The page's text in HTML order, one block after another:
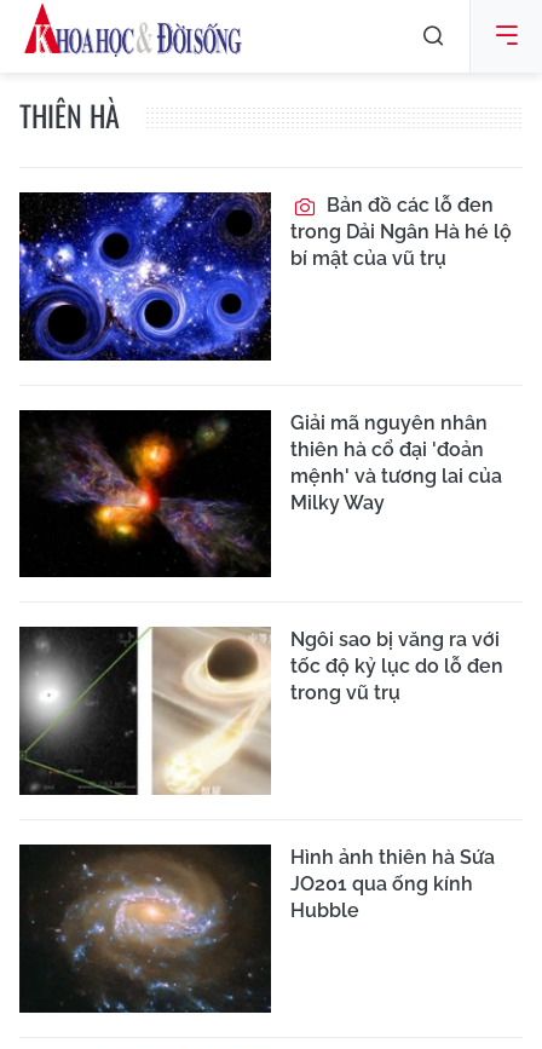
THIÊN HÀ
Bản đồ các lỗ đen
trong Dải Ngân Hà hé lộ
bí mật của vũ trụ
Giải mã nguyên nhân
thiên hà cổ đại 'đoản
mệnh' và tương lai của
Milky Way
Ngôi sao bị văng ra với
tốc độ kỷ lục do lỗ đen
trong vũ trụ
Hình ảnh thiên hà Sứa
JO201 qua ống kính
Hubble